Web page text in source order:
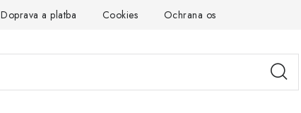
Doprava a platba Cookies Ochrana osobních údajú